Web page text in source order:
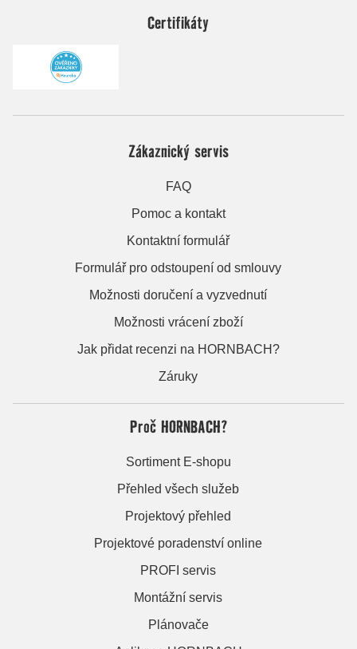
Certifikáty
Zákaznický servis
FAQ
Pomoc a kontakt
Kontaktní formulář
Formulář pro odstoupení od smlouvy
Možnosti doručení a vyzvednutí
Možnosti vrácení zboží
Jak přidat recenzi na HORNBACH?
Záruky
Proč HORNBACH?
Sortiment E-shopu
Přehled všech služeb
Projektový přehled
Projektové poradenství online
PROFI servis
Montážní servis
Plánovače